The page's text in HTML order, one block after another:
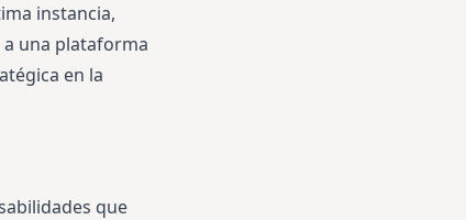
instancia,
una plataforma
en la
que